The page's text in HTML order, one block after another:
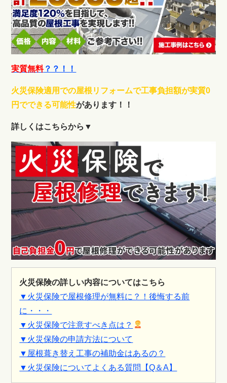
実質無料？？！！
火災保険適用での屋根リフォームで工事負担額が実質0
円でできる可能性があります！！
詳しくはこちらから▼
火災保険の詳しい内容についてはこちら
▼火災保険で屋根修理が無料に？！後悔する前
に・・・
▼火災保険で注意すべき点は？
▼火災保険の申請方法について
▼屋根葺き替え工事の補助金はあるの？
▼火災保険についてよくある質問【Q＆A】